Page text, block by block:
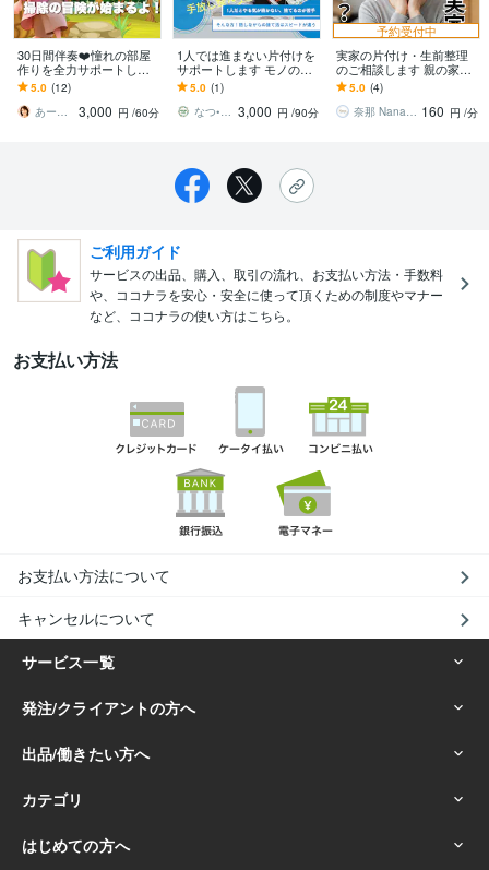
30日間伴奏❤️憧れの部屋
作りを全力サポートしま
す ビデオチャット×2回無
料★心の整理も優しく応
援 依存症OK
5.0 (12)
あーちゃんの駆け込み寺☆いつもあなたの隣
3,000 円 /60分
1人では進まない片付けを
サポートします モノの整
理は思考の整理〝手放し
て整う〟お片付けサポー
ト‼︎
5.0 (1)
なつ••手放し整えLabo 3,000 円 /90分
予約受付中
実家の片付け・生前整理
のご相談します 親の家の
整理、ひとりで悩まない
で！心の整理もお手伝い
5.0 (4)
奈那 Nana＠心・暮らしの片付けコーチ 160 円 /分
ご利用ガイド
サービスの出品、購入、取引の流れ、お支払い方法・手数料
や、ココナラを安心・安全に使って頂くための制度やマナー
など、ココナラの使い方はこちら。
お支払い方法
お支払い方法について
キャンセルについて